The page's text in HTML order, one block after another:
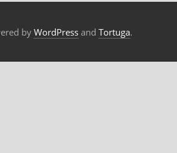
byWordPressand Tortuga.